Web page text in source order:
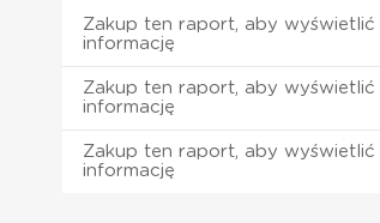
Zakup ten raport, aby wyświetlić
informację
Zakup ten raport, aby wyświetlić
informację
Zakup ten raport, aby wyświetlić
informację